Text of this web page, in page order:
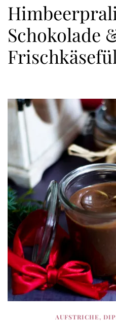
Schokolade
AUFSTRICHE,